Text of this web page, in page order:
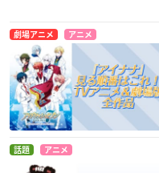
劇場アニメ アニメ
話題 アニメ